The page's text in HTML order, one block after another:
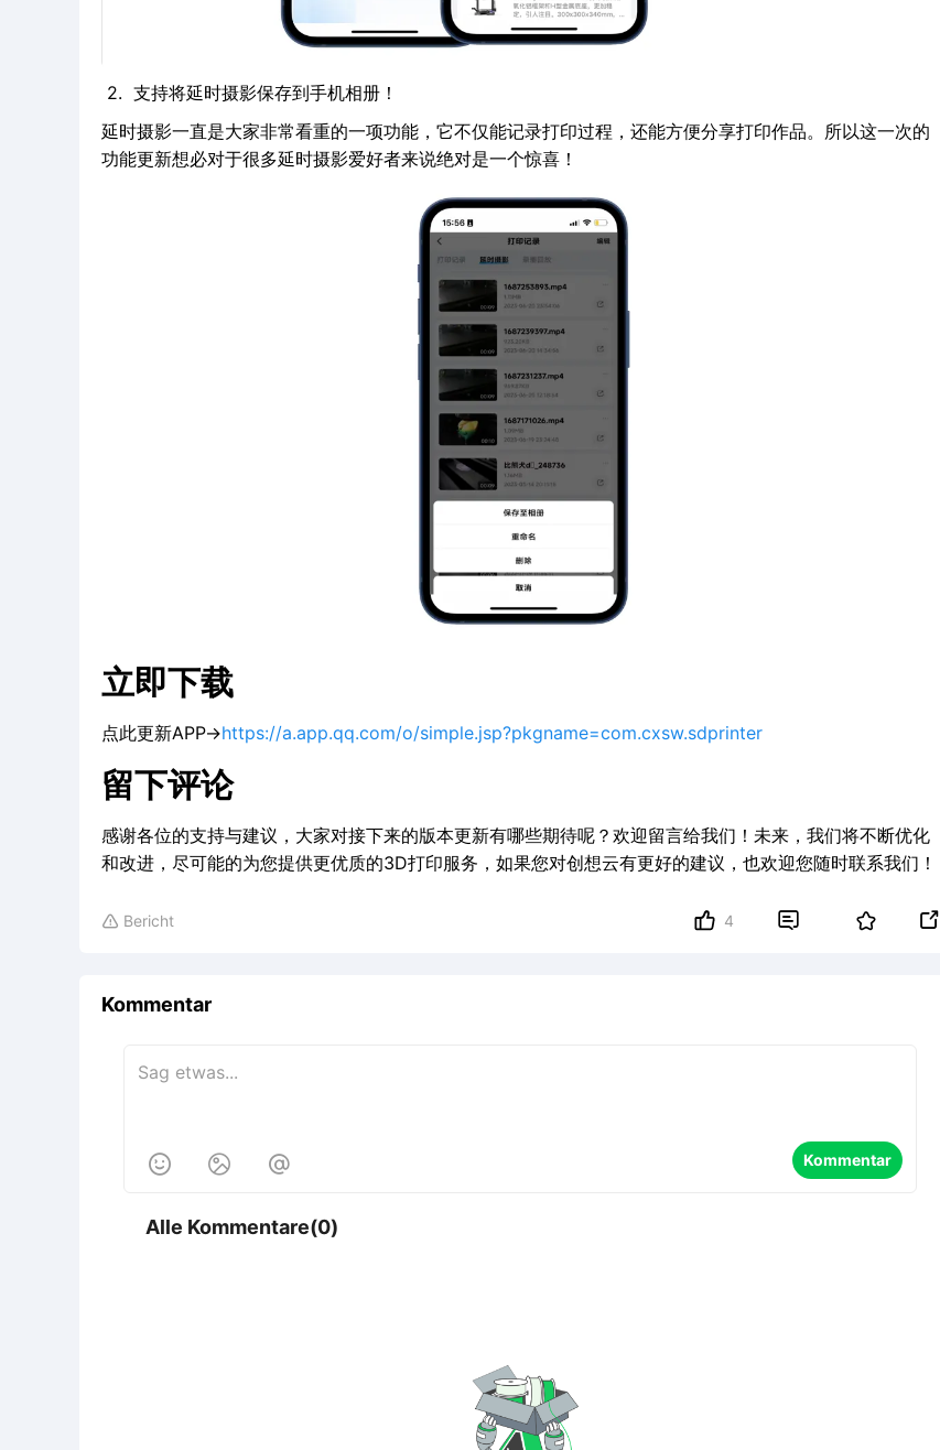
2. 支持将延时摄影保存到手机相册！
延时摄影一直是大家非常看重的一项功能，它不仅能记录打印过程，还能方便分享打印作品。所以这一次的
功能更新想必对于很多延时摄影爱好者来说绝对是一个惊喜！
立即下载
点此更新APP→https://a.app.qq.com/o/simple.jsp?pkgname=com.cxsw.sdprinter
留下评论
感谢各位的支持与建议，大家对接下来的版本更新有哪些期待呢？欢迎留言给我们！未来，我们将不断优化
和改进，尽可能的为您提供更优质的3D打印服务，如果您对创想云有更好的建议，也欢迎您随时联系我们！
 Bericht 4  
Kommentar
   Kommentar
Alle Kommentare(0)